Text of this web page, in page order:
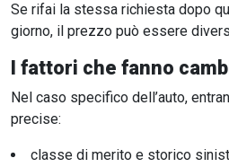
Se rifai la stessa richiesta dopo
giorno, il prezzo può essere
I fattori che fanno
Nel caso specifico dell’auto,
precise:
classe di merito e storico